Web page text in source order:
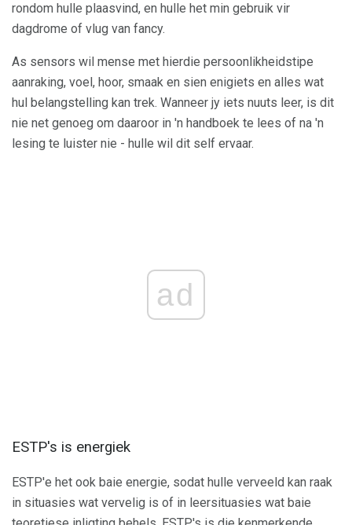
rondom hulle plaasvind, en hulle het min gebruik vir
dagdrome of vlug van fancy.
As sensors wil mense met hierdie persoonlikheidstipe
aanraking, voel, hoor, smaak en sien enigiets en alles wat
hul belangstelling kan trek. Wanneer jy iets nuuts leer, is dit
nie net genoeg om daaroor in 'n handboek te lees of na 'n
lesing te luister nie - hulle wil dit self ervaar.
ad
ESTP's is energiek
ESTP'e het ook baie energie, sodat hulle verveeld kan raak
in situasies wat vervelig is of in leersituasies wat baie